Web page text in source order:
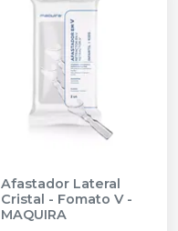
Afastador Lateral
Cristal - Fomato V-
MAQUIRA